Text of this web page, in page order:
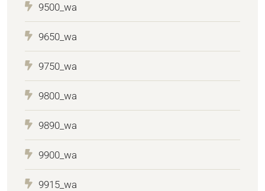
9500_wa
9650_wa
9750_wa
9800_wa
9890_wa
9900_wa
9915_wa